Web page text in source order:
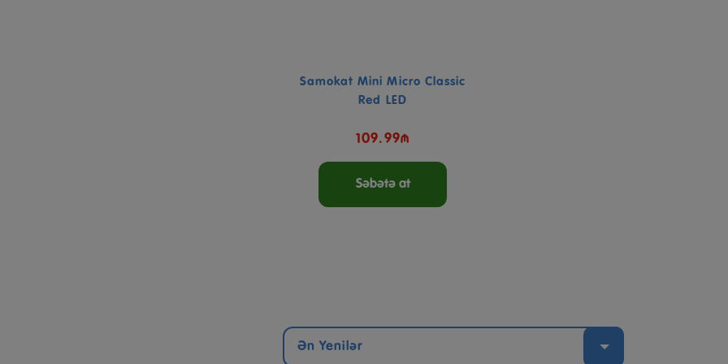
Samokat Mini Micro Classic
Red LED
109.99₼
Səbətə at
Ən Yenilər